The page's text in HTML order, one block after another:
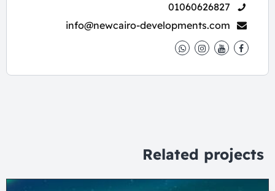
01060626827
info@newcairo-developments.com
Related projects